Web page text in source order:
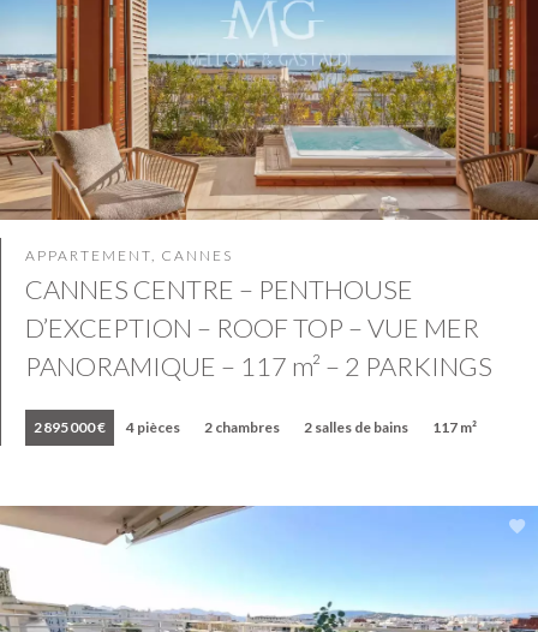
APPARTEMENT, CANNES
CANNES CENTRE – PENTHOUSE
D’EXCEPTION – ROOF TOP – VUE MER
PANORAMIQUE – 117 m² – 2 PARKINGS
2 895 000 € 4 pièces 2 chambres 2 salles de bains 117 m²